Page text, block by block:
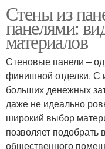
Стены из
панелями:
материалов
Стеновые панели –
финишной отделки. С
больших денежных
даже не идеально
широкий выбор
позволяет подобрать
общественного